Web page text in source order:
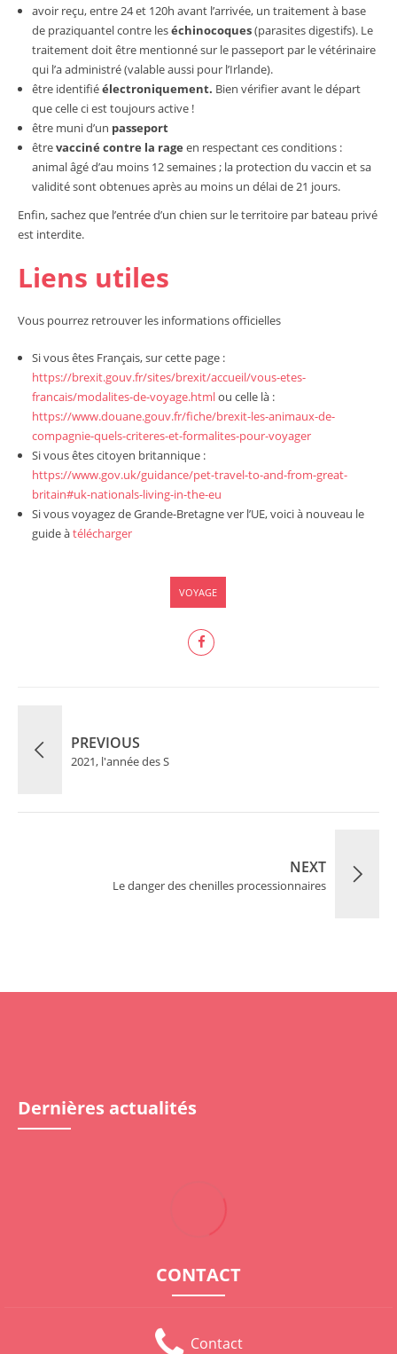
avoir reçu, entre 24 et 120h avant l’arrivée, un traitement à base
de praziquantel contre leséchinocoques(parasites digestifs). Le
traitement doit être mentionné sur le passeport par le vétérinaire
qui l’a administré (valable aussi pour l’Irlande).
être identifiéélectroniquement. Bien vérifier avant le départ
que celle ci est toujours active !
être muni d’un passeport
êtrevacciné contre la rage en respectant ces conditions :
animal âgé d’au moins 12 semaines ; la protection du vaccin et sa
validité sont obtenues après au moins un délai de 21 jours.
Enfin, sachez que l’entrée d’un chien sur le territoire par bateau privé
est interdite.
Liens utiles
Vous pourrez retrouver les informations officielles
Si vous êtes Français, sur cette page :
https://brexit.gouv.fr/sites/brexit/accueil/vous-etes-
francais/modalites-de-voyage.htmlou celle là :
https://www.douane.gouv.fr/fiche/brexit-les-animaux-de-
compagnie-quels-criteres-et-formalites-pour-voyager
Si vous êtes citoyen britannique :
https://www.gov.uk/guidance/pet-travel-to-and-from-great-
britain#uk-nationals-living-in-the-eu
Si vous voyagez de Grande-Bretagne ver l’UE, voici à nouveau le
guide àtélécharger
VOYAGE
PREVIOUS
2021, l'année des S
NEXT
Le danger des chenilles processionnaires
Dernières actualités
CONTACT
Contact